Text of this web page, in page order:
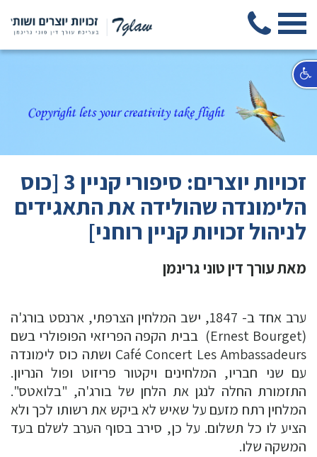
זכויות יוצרים: סיפורי קניין 3 [כוס
הלימונדה שהולידה את התאגידים
לניהול זכויות קניין רוחני]
מאת עורך דין טוני גרינמן
ערב אחד ב- 1847, ישב המלחין הצרפתי, ארנסט בורג'ה
(Ernest Bourget) בבית הקפה הפריזאי הפופולרי בשם
Café Concert Les Ambassadeurs ושתה כוס לימונדה
עם שני חבריו, המלחינים ויקטור פריזוט ופול הנריון.
התזמורת החלה לנגן את הלחן של בורג'ה, "בלואטס".
המלחין רתח מזעם על שאיש לא ביקש את רשותו לכך ולא
הציע לו כל תשלום. על כן, סירב בסוף הערב לשלם בעד
המשקה שלו.